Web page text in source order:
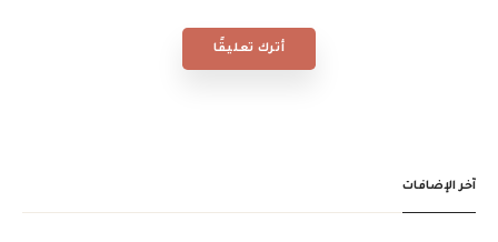
أترك تعليقًا
آخر الإضافات